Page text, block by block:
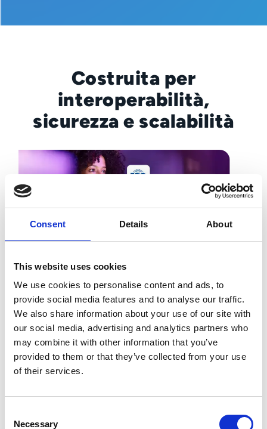
Consent Details About
This website uses cookies
We use cookies to personalise content and ads, to
provide social media features and to analyse our traffic.
We also share information about your use of our site with
our social media, advertising and analytics partners who
may combine it with other information that you’ve
provided to them or that they’ve collected from your use
of their services.
Selection
Necessary
Costruita per
interoperabilità,
sicurezza e scalabilità
Esker combina interoperabilità, sicurezza e
capacità di governance per supportare
operazioni di fatturazione conformi in tutto il
mondo. Dallo scambio sicuro delle fatture alla
connettività ERP, le organizzazioni